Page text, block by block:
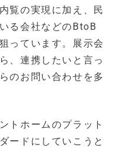
覧の実現に加え、民
る会社などのBtoB
っています。展示会
、連携したいと言っ
のお問い合わせを多
トホームのプラット
ードにしていこうと